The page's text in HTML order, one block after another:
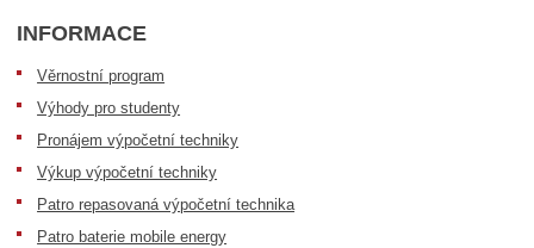
INFORMACE
Věrnostní program
Výhody pro studenty
Pronájem výpočetní techniky
Výkup výpočetní techniky
Patro repasovaná výpočetní technika
Patro baterie mobile energy